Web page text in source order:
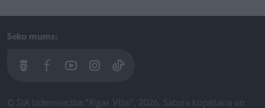
Seko mums:
© SIA Izdevniecība "Rīgas Viļņi", 2026. Satura kopēšana un